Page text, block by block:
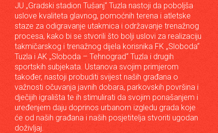
JU „Gradski stadion Tušanj“ Tuzla nastoji da poboljša
uslove kvaliteta glavnog, pomoćnih terena i atletske
staze za odigravanje utakmica i održavanje trenažnog
procesa, kako bi se stvorili što bolji uslovi za realizaciju
takmičarskog i trenažnog dijela korisnika FK „Sloboda“
Tuzla i AK „Sloboda – Tehnograd“ Tuzla i drugih
sportskih subjekata. Ustanova svojim primjerom
također, nastoji probuditi svijest naših građana o
važnosti očuvanja javnih dobara, parkovskih površina i
dječijih igrališta te ih stimulirati da svojim ponašanjem i
uređenjem daju doprinos urbanom izgledu grada koje
će od naših građana i naših posjetitelja stvoriti ugodan
doživljaj.